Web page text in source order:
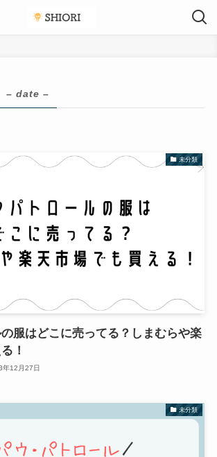
– date –
未分類
服はどこに売ってる？しまむらや楽
！
年12月27日
未分類